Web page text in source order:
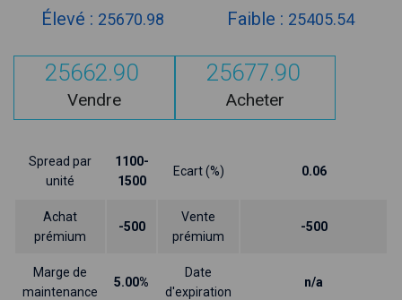
Élevé : 25670.98 Faible : 25405.54
25662.90
Vendre
25677.90
Acheter
Spread par
unité
1100-
1500
Ecart (%) 0.06
Achat
prémium
-500
Vente
prémium
-500
Marge de
maintenance
5.00%
Date
d'expiration
n/a